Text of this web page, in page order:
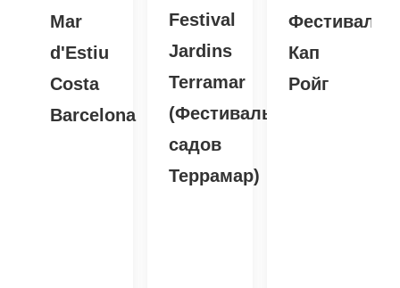
Mar
d'Estiu
Costa
Barcelona
Festival
Jardins
Terramar
(Фестиваль
садов
Террамар)
Фестиваль
Кап
Ройг